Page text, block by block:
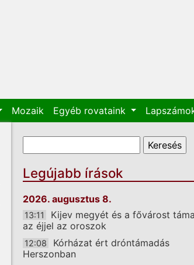
Mozaik Egyéb rovataink
Keresés űrlap
Legújabb írások
2026. augusztus 8.
13:11
Kijev megyét és a fővárost
az éjjel az oroszok
12:08
Kórházat ért dróntámadás
Herszonban